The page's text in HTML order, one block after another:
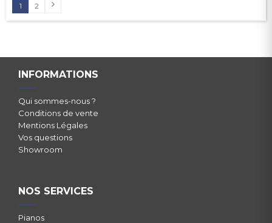
1 2
INFORMATIONS
Qui sommes-nous ?
Conditions de vente
Mentions Légales
Vos questions
Showroom
NOS SERVICES
Pianos